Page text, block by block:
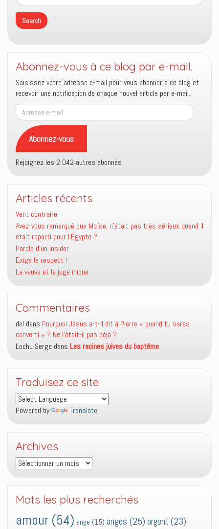
Abonnez-vous à ce blog par e-mail.
Saisissez votre adresse e-mail pour vous abonner à ce blog et
recevoir une notification de chaque nouvel article par e-mail.
Adresse
e-
mail
Abonnez-vous
Rejoignez les 2 042 autres abonnés
Articles récents
Vent contraire
Avez-vous remarqué que Moïse, n’était pas très sérieux quand il
était reparti pour l’Égypte ?
Parole d’un insider
Exige le respect !
La veuve et le juge inique
Commentaires
del dans Pourquoi Jésus a-t-il dit à Pierre « quand tu seras
converti » ? Ne l’était-il pas déjà ?
Lochu Serge dans Les racines juives du baptême
Traduisez ce site
Powered by Translate
Archives
Archives
Mots les plus recherchés
amour (54) ange (15) anges (25) argent (23)